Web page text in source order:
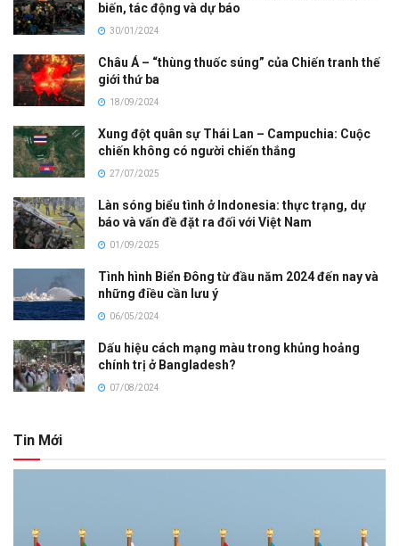
biến, tác động và dự báo
30/01/2024
Châu Á – “thùng thuốc súng” của Chiến tranh thế
giới thứ ba
18/09/2024
Xung đột quân sự Thái Lan – Campuchia: Cuộc
chiến không có người chiến thắng
27/07/2025
Làn sóng biểu tình ở Indonesia: thực trạng, dự
báo và vấn đề đặt ra đối với Việt Nam
01/09/2025
Tình hình Biển Đông từ đầu năm 2024 đến nay và
những điều cần lưu ý
06/05/2024
Dấu hiệu cách mạng màu trong khủng hoảng
chính trị ở Bangladesh?
07/08/2024
Tin Mới